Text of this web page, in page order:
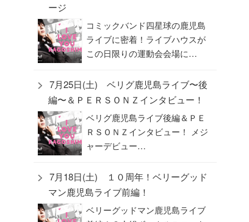
ージ
コミックバンド四星球の鹿児島
ライブに密着！ライブハウスが
この日限りの運動会会場に…
7月25日(土) ベリグ鹿児島ライブ〜後
編〜＆ＰＥＲＳＯＮＺインタビュー！
ベリグ鹿児島ライブ後編＆ＰＥ
ＲＳＯＮＺインタビュー！ メジ
ャーデビュー…
7月18日(土) １０周年！ベリーグッド
マン鹿児島ライブ前編！
ベリーグッドマン鹿児島ライブ